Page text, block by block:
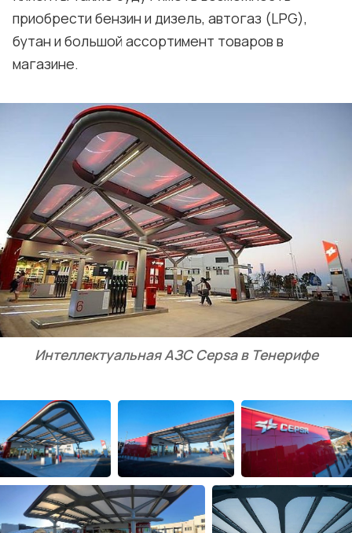
приобрести бензин и дизель, автогаз (LPG),
бутан и большой ассортимент товаров в
магазине.
Интеллектуальная АЗС Cepsa в Тенерифе